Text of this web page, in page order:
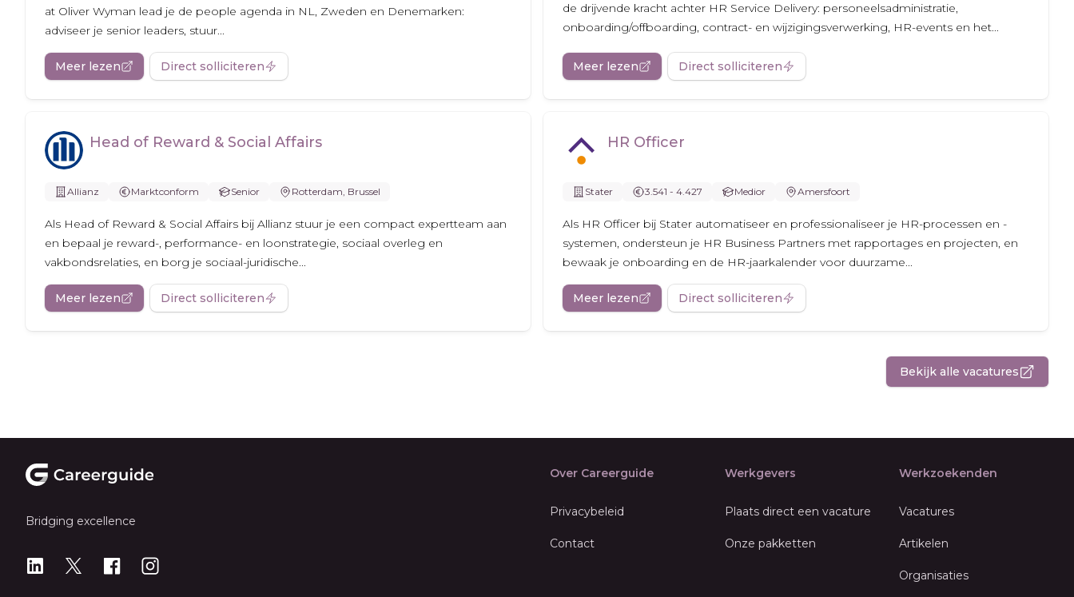
at Oliver Wyman lead je de people agenda in NL, Zweden en Denemarken:
adviseer je senior leaders, stuur...
Meer lezen Direct solliciteren
de drijvende kracht achter HR Service Delivery: personeelsadministratie,
onboarding/offboarding, contract- en wijzigingsverwerking, HR-events en het...
Meer lezen Direct solliciteren
Head of Reward & Social Affairs
Allianz Marktconform Senior Rotterdam, Brussel
Als Head of Reward & Social Affairs bij Allianz stuur je een compact expertteam aan
en bepaal je reward-, performance- en loonstrategie, sociaal overleg en
vakbondsrelaties, en borg je sociaal-juridische...
Meer lezen Direct solliciteren
HR Officer
Stater 3.541 - 4.427 Medior Amersfoort
Als HR Officer bij Stater automatiseer en professionaliseer je HR-processen en -
systemen, ondersteun je HR Business Partners met rapportages en projecten, en
bewaak je onboarding en de HR-jaarkalender voor duurzame...
Meer lezen Direct solliciteren
Bekijk alle vacatures
Bridging excellence
LinkedIn
X Instagram
Over Careerguide
Privacybeleid
Contact
Werkgevers
Plaats direct een vacature
Onze pakketten
Werkzoekenden
Vacatures
Artikelen
Organisaties